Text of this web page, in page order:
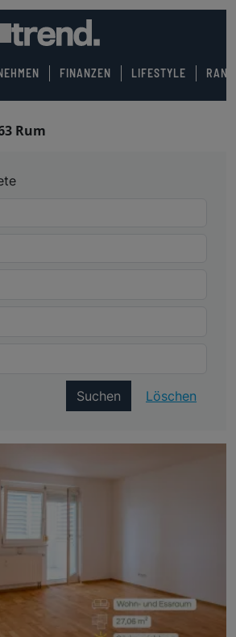
FINANZEN LIFESTYLE
Rum
Suchen Löschen